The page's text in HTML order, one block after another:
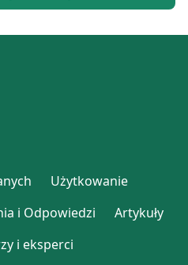
Użytkowanie
i Odpowiedzi
Artykuły
i eksperci